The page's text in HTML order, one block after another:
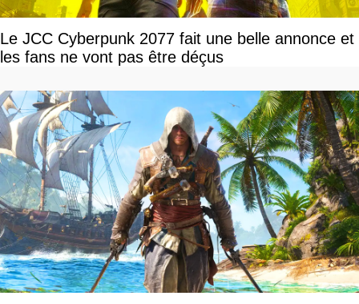
Le JCC Cyberpunk 2077 fait une belle annonce et
les fans ne vont pas être déçus